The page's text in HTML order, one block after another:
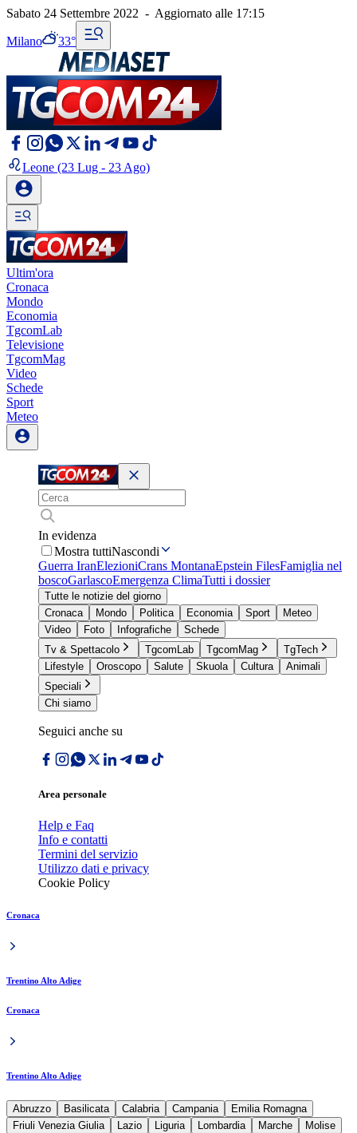
Sabato 24 Settembre 2022 - Aggiornato alle 17:15
Milano 33°
Leone (23 Lug - 23 Ago)
Ultim'ora
Cronaca
Mondo
Economia
TgcomLab
Televisione
TgcomMag
Video
Schede
Sport
Meteo
In evidenza
Mostra tuttiNascondi
Guerra IranElezioniCrans MontanaEpstein FilesFamiglia nel
boscoGarlascoEmergenza ClimaTutti i dossier
Tutte le notizie del giorno
Cronaca
Mondo Politica Economia Sport
Meteo
Video
Foto Infografiche
Schede
Tv & Spettacolo
TgcomLab TgcomMag
TgTech
Lifestyle
Oroscopo Salute Skuola Cultura
Animali
Speciali
Chi siamo
Seguici anche su
Area personale
Help e Faq
Info e contatti
Termini del servizio
Utilizzo dati e privacy
Cookie Policy
Cronaca
Trentino Alto Adige
Cronaca
Trentino Alto Adige
Abruzzo Basilicata Calabria Campania
Emilia Romagna
Friuli Venezia Giulia
Lazio Liguria Lombardia Marche
Molise